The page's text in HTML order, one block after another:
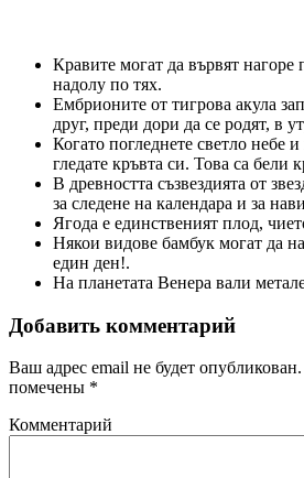
Кравите могат да вървят нагоре
надолу по тях.
Ембрионите от тигрова акула
друг, преди дори да се родят, в
Когато погледнете светло небе
гледате кръвта си. Това са бели
В древността съзвездията от
за следене на календара и за
Ягода е единственият плод,
Някои видове бамбук могат да
един ден!.
На планетата Венера вали
Добавить комментарий
Ваш адрес email не будет опубликован.
помечены *
Комментарий